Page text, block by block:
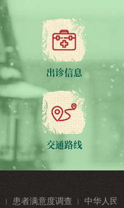
出诊信息
交通路线
患者满意度调查 中华人民